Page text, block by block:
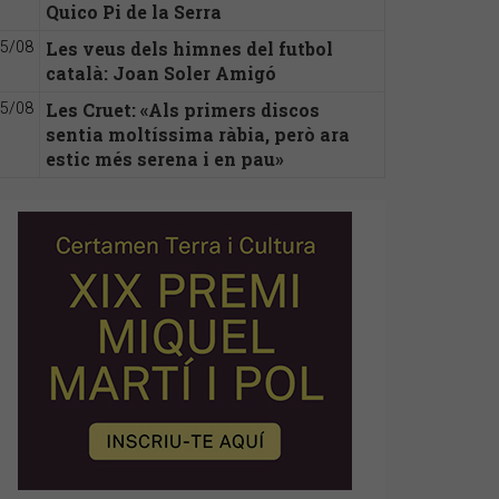
Quico Pi de la Serra
08
Les veus dels himnes del futbol
català: Joan Soler Amigó
08
Les Cruet: «Als primers discos
sentia moltíssima ràbia, però ara
estic més serena i en pau»